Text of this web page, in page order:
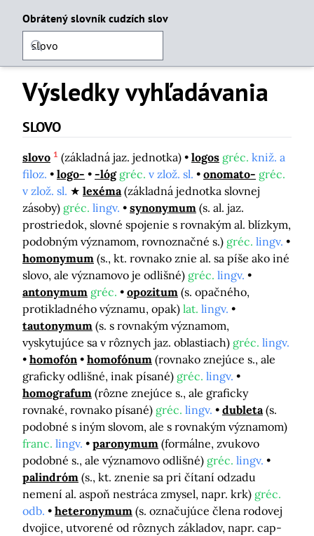
Obrátený slovník cudzích slov
Výsledky vyhľadávania
SLOVO
slovo 1 (základná jaz. jednotka) logos gréc. kniž. a
filoz.
logo- -lóg gréc. v zlož. sl. onomato- gréc.
v zlož. sl.
lexéma (základná jednotka slovnej
zásoby) gréc. lingv. synonymum (s. al. jaz.
prostriedok, slovné spojenie s rovnakým al. blízkym,
podobným významom, rovnoznačné s.) gréc. lingv.
homonymum (s., kt. rovnako znie al. sa píše ako iné
slovo, ale významovo je odlišné) gréc. lingv.
antonymum gréc. opozitum (s. opačného,
protikladného významu, opak) lat. lingv.
tautonymum (s. s rovnakým významom,
vyskytujúce sa v rôznych jaz. oblastiach) gréc. lingv.
homofón
homofónum (rovnako znejúce s., ale
graficky odlišné, inak písané) gréc. lingv.
homografum (rôzne znejúce s., ale graficky
rovnaké, rovnako písané) gréc. lingv. dubleta (s.
podobné s iným slovom, ale s rovnakým významom)
franc. lingv. paronymum (formálne, zvukovo
podobné s., ale významovo odlišné) gréc. lingv.
palindróm (s., kt. znenie sa pri čítaní odzadu
nemení al. aspoň nestráca zmysel, napr. krk) gréc.
odb.
heteronymum (s. označujúce člena rodovej
dvojice, utvorené od rôznych základov, napr. cap-